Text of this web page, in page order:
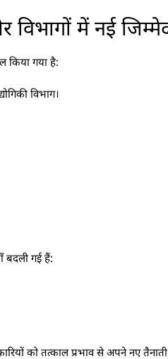
में नई
किया गया है:
विभाग।
बदली गई हैं:
को तत्काल प्रभाव से अपने नए